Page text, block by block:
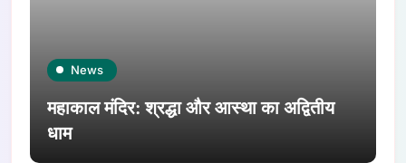
News
महाकाल मंदिर: श्रद्धा और आस्था का अद्वितीय
धाम